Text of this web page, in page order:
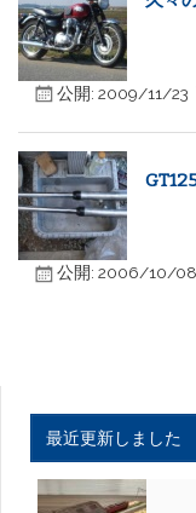
公開: 2009/11/23
公開: 2006/10/08
最近更新しました